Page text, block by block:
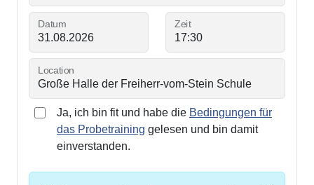
Datum Zeit
Location
Ja, ich bin fit und habe die Bedingungen für
das Probetraining gelesen und bin damit
einverstanden.